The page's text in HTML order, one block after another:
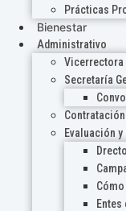
Prácticas
Bienestar
Administrativo
Vicerrectora
Secretaría
Contratación
Evaluación y
Entes